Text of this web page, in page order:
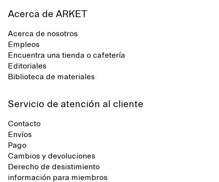
Acerca de ARKET
Acerca de nosotros
Empleos
Encuentra una tienda o cafetería
Editoriales
Biblioteca de materiales
Servicio de atención al cliente
Contacto
Envíos
Pago
Cambios y devoluciones
Derecho de desistimiento
información para miembros